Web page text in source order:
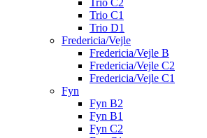
Trio C2
Trio C1
Trio D1
Fredericia/Vejle
Fredericia/Vejle B
Fredericia/Vejle C2
Fredericia/Vejle C1
Fyn
Fyn B2
Fyn B1
Fyn C2